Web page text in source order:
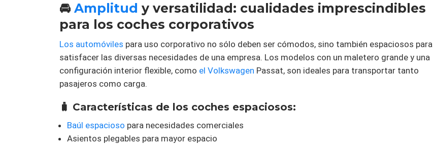
🚘 Amplitud y versatilidad: cualidades imprescindibles
para los coches corporativos
Los automóviles para uso corporativo no sólo deben ser cómodos, sino también espaciosos para
satisfacer las diversas necesidades de una empresa. Los modelos con un maletero grande y una
configuración interior flexible, como el Volkswagen Passat, son ideales para transportar tanto
pasajeros como carga.
🧳 Características de los coches espaciosos:
Baúl espacioso para necesidades comerciales
Asientos plegables para mayor espacio